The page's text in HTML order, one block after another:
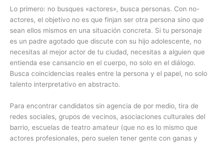
Lo primero: no busques «actores», busca personas. Con no-
actores, el objetivo no es que finjan ser otra persona sino que
sean ellos mismos en una situación concreta. Si tu personaje
es un padre agotado que discute con su hijo adolescente, no
necesitas al mejor actor de tu ciudad, necesitas a alguien que
entienda ese cansancio en el cuerpo, no solo en el diálogo.
Busca coincidencias reales entre la persona y el papel, no solo
talento interpretativo en abstracto.
Para encontrar candidatos sin agencia de por medio, tira de
redes sociales, grupos de vecinos, asociaciones culturales del
barrio, escuelas de teatro amateur (que no es lo mismo que
actores profesionales, pero suelen tener gente con ganas y